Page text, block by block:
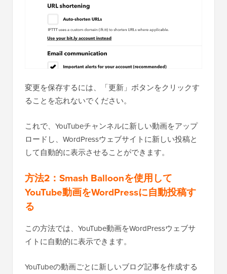
変更を保存するには、「更新」ボタンをクリックす
ることを忘れないでください。
これで、YouTubeチャンネルに新しい動画をアップ
ロードし、WordPressウェブサイトに新しい投稿と
して自動的に表示させることができます。
方法2：Smash Balloonを使用して
YouTube動画をWordPressに自動投稿す
る
この方法では、YouTube動画をWordPressウェブサ
イトに自動的に表示できます。
YouTubeの動画ごとに新しいブログ記事を作成する